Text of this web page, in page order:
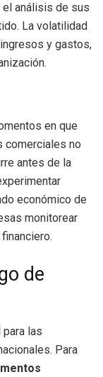
el análisis de sus
La volatilidad
y gastos,
en que
comerciales no
antes de la
económico de
monitorear
de
las
Para